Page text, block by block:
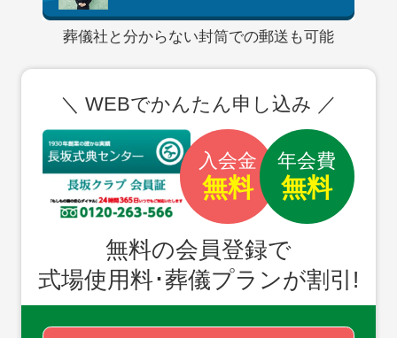
葬儀社と分からない封筒での郵送も可能
＼ WEBでかんたん申し込み ／
入会金
無料
年会費
無料
無料の会員登録で
式場使用料･葬儀プランが割引!